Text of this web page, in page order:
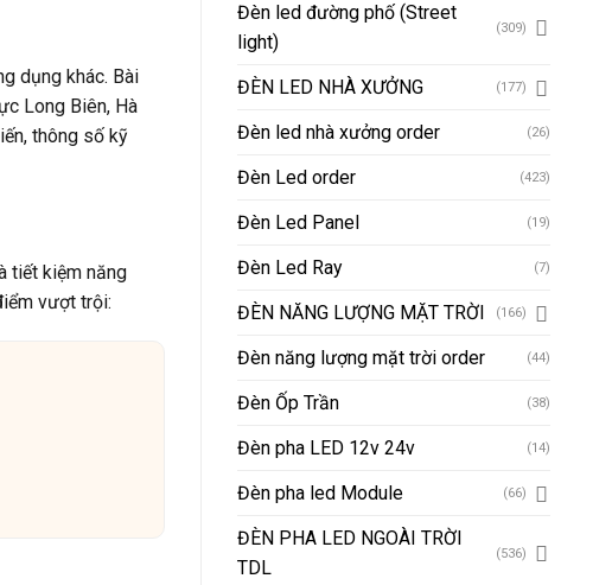
dụng khác. Bài
Long Biên, Hà
thông số kỹ
tiết kiệm năng
vượt trội:
Đèn led đường phố (Street
light)
(309)
ĐÈN LED NHÀ XƯỞNG (177)
Đèn led nhà xưởng order (26)
Đèn Led order (423)
Đèn Led Panel (19)
Đèn Led Ray (7)
ĐÈN NĂNG LƯỢNG MẶT TRỜI (166)
Đèn năng lượng mặt trời order (44)
Đèn Ốp Trần (38)
Đèn pha LED 12v 24v (14)
Đèn pha led Module (66)
ĐÈN PHA LED NGOÀI TRỜI
TDL
(536)